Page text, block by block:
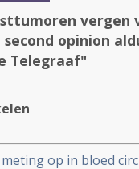
vergen
opinion
Telegraaf"
op in bloed